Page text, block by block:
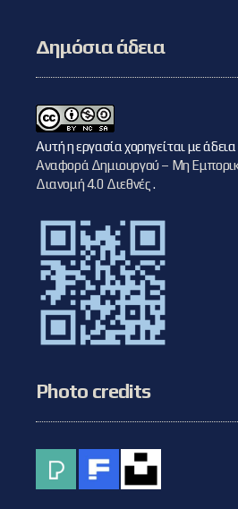
Δημόσια άδεια
Αυτή η εργασία χορηγείται με άδεια
Αναφορά Δημιουργού – Μη
Διανομή 4.0 Διεθνές.
Photo credits